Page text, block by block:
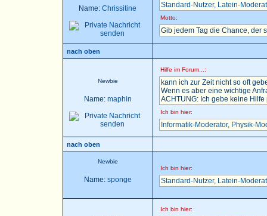
Name: Chrissitine Standard-Nutzer, Latein-
Motto:
Gib jedem Tag die Chance, der
nach oben
Newbie
Name: maphin
Hilfe im Forum...:
kann ich zur Zeit nicht so oft
Wenn es aber eine wichtige
ACHTUNG: Ich gebe keine
Ich bin hier:
Informatik-Moderator, Physik-
nach oben
Newbie
Name: sponge
Ich bin hier:
Standard-Nutzer, Latein-
Ich bin hier: